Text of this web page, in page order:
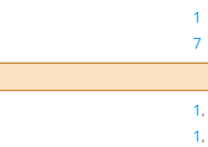
1
7
1,
1,